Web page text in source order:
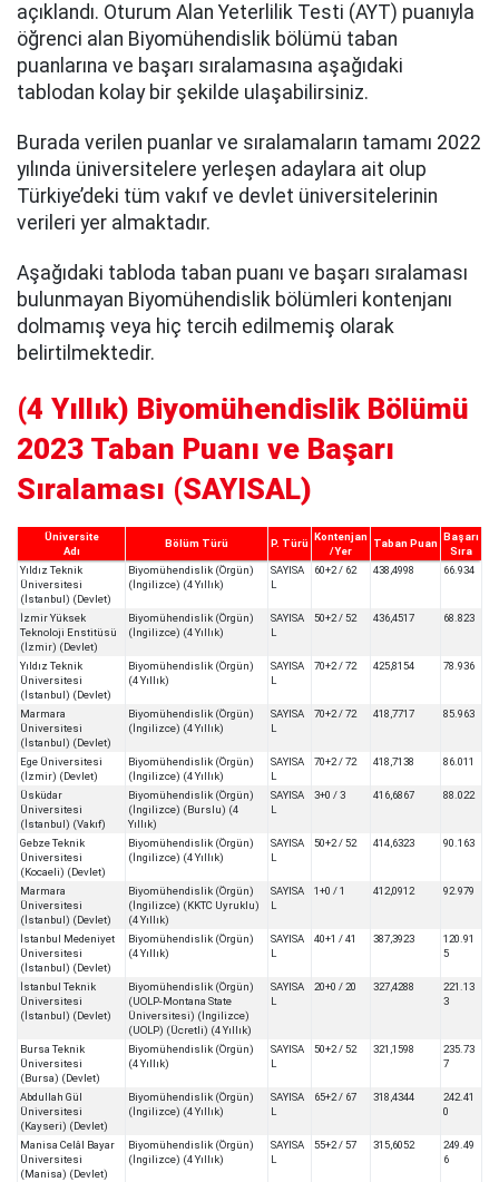
açıklandı. Oturum Alan Yeterlilik Testi (AYT) puanıyla
öğrenci alan Biyomühendislik bölümü taban
puanlarına ve başarı sıralamasına aşağıdaki
tablodan kolay bir şekilde ulaşabilirsiniz.
Burada verilen puanlar ve sıralamaların tamamı 2022
yılında üniversitelere yerleşen adaylara ait olup
Türkiye’deki tüm vakıf ve devlet üniversitelerinin
verileri yer almaktadır.
Aşağıdaki tabloda taban puanı ve başarı sıralaması
bulunmayan Biyomühendislik bölümleri kontenjanı
dolmamış veya hiç tercih edilmemiş olarak
belirtilmektedir.
(4 Yıllık) Biyomühendislik Bölümü
2023 Taban Puanı ve Başarı
Sıralaması (SAYISAL)
Üniversite
Adı
Bölüm Türü P. Türü
Kontenjan
/Yer
Taban Puan
Başarı
Sıra
Yıldız Teknik
Üniversitesi
(İstanbul) (Devlet)
Biyomühendislik (Örgün)
(İngilizce) (4 Yıllık)
SAYISA
L
60+2 / 62 438,4998 66.934
İzmir Yüksek
Teknoloji Enstitüsü
(İzmir) (Devlet)
Biyomühendislik (Örgün)
(İngilizce) (4 Yıllık)
SAYISA
L
50+2 / 52 436,4517 68.823
Yıldız Teknik
Üniversitesi
(İstanbul) (Devlet)
Biyomühendislik (Örgün)
(4 Yıllık)
SAYISA
L
70+2 / 72 425,8154 78.936
Marmara
Üniversitesi
(İstanbul) (Devlet)
Biyomühendislik (Örgün)
(İngilizce) (4 Yıllık)
SAYISA
L
70+2 / 72 418,7717 85.963
Ege Üniversitesi
(İzmir) (Devlet)
Biyomühendislik (Örgün)
(İngilizce) (4 Yıllık)
SAYISA
L
70+2 / 72 418,7138 86.011
Üsküdar
Üniversitesi
(İstanbul) (Vakıf)
Biyomühendislik (Örgün)
(İngilizce) (Burslu) (4
Yıllık)
SAYISA
L
3+0 / 3 416,6867 88.022
Gebze Teknik
Üniversitesi
(Kocaeli) (Devlet)
Biyomühendislik (Örgün)
(İngilizce) (4 Yıllık)
SAYISA
L
50+2 / 52 414,6323 90.163
Marmara
Üniversitesi
(İstanbul) (Devlet)
Biyomühendislik (Örgün)
(İngilizce) (KKTC Uyruklu)
(4 Yıllık)
SAYISA
L
1+0 / 1 412,0912 92.979
İstanbul Medeniyet
Üniversitesi
(İstanbul) (Devlet)
Biyomühendislik (Örgün)
(4 Yıllık)
SAYISA
L
40+1 / 41 387,3923
120.91
5
İstanbul Teknik
Üniversitesi
(İstanbul) (Devlet)
Biyomühendislik (Örgün)
(UOLP-Montana State
Üniversitesi) (İngilizce)
(UOLP) (Ücretli) (4 Yıllık)
SAYISA
L
20+0 / 20 327,4288
221.13
3
Bursa Teknik
Üniversitesi
(Bursa) (Devlet)
Biyomühendislik (Örgün)
(4 Yıllık)
SAYISA
L
50+2 / 52 321,1598
235.73
7
Abdullah Gül
Üniversitesi
(Kayseri) (Devlet)
Biyomühendislik (Örgün)
(İngilizce) (4 Yıllık)
SAYISA
L
65+2 / 67 318,4344
242.41
0
Manisa Celâl Bayar
Üniversitesi
(Manisa) (Devlet)
Biyomühendislik (Örgün)
(İngilizce) (4 Yıllık)
SAYISA
L
55+2 / 57 315,6052
249.49
6